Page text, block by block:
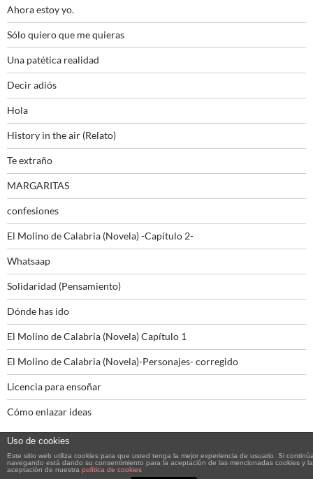
Ahora estoy yo.
Sólo quiero que me quieras
Una patética realidad
Decir adiós
Hola
History in the air (Relato)
Te extraño
MARGARITAS
confesiones
El Molino de Calabria (Novela) -Capítulo 2-
Whatsaap
Solidaridad (Pensamiento)
Dónde has ido
El Molino de Calabria (Novela) Capítulo 1
El Molino de Calabria (Novela)-Personajes- corregido
Licencia para ensoñar
Cómo enlazar ideas
Funciona gracias a WordPress
Uso de cookies
Este sitio web utiliza cookies para que usted tenga la mejor experiencia de usuario. Si
navegando está dando su consentimiento para la aceptación de las mencionadas cookies y la
aceptación de nuestra política de cookies